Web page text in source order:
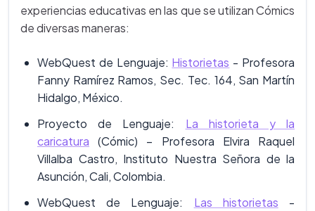
experiencias educativas en las que se utilizan Cómics
de diversas maneras:
WebQuest de Lenguaje: Historietas - Profesora
Fanny Ramírez Ramos, Sec. Tec. 164, San Martín
Hidalgo, México.
Proyecto de Lenguaje: La historieta y la
caricatura (Cómic) – Profesora Elvira Raquel
Villalba Castro, Instituto Nuestra Señora de la
Asunción, Cali, Colombia.
WebQuest de Lenguaje: Las historietas -